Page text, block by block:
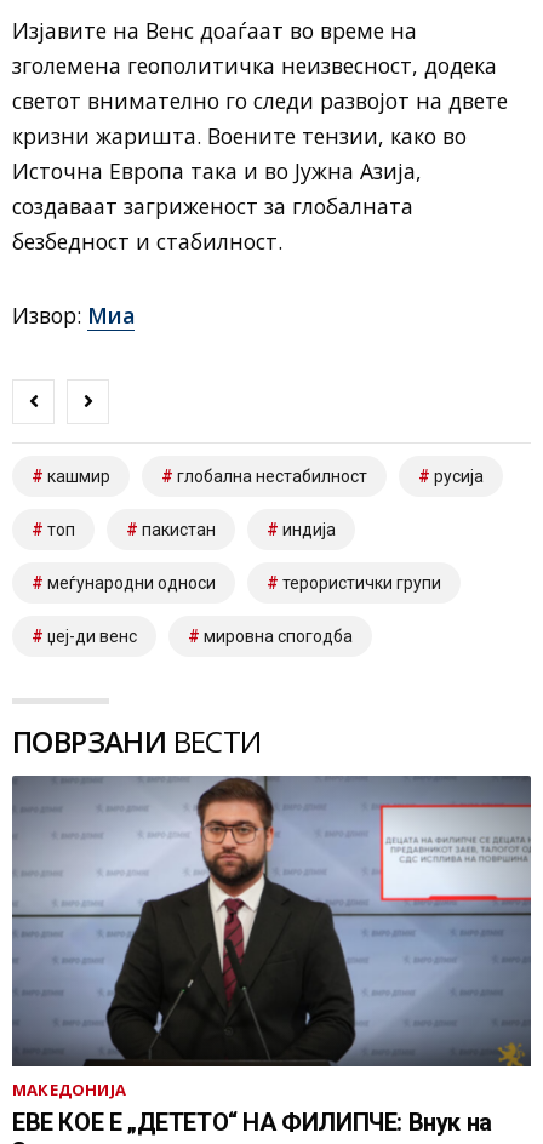
Изјавите на Венс доаѓаат во време на
зголемена геополитичка неизвесност, додека
светот внимателно го следи развојот на двете
кризни жаришта. Воените тензии, како во
Источна Европа така и во Јужна Азија,
создаваат загриженост за глобалната
безбедност и стабилност.
Извор: Миа
кашмир глобална нестабилност русија
топ пакистан индија
меѓународни односи терористички групи
џеј-ди венс мировна спогодба
ПОВРЗАНИ ВЕСТИ
МАКЕДОНИЈА
ЕВЕ КОЕ Е „ДЕТЕТО“ НА ФИЛИПЧЕ: Внук на